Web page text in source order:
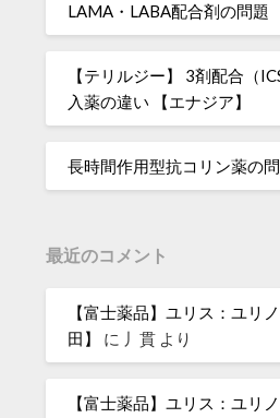
LAMA・LABA配合剤の問題
【テリルジー】 3剤配合（
入薬の違い 【エナジア】
長時間作用型抗コリン薬の
最近のコメント
【富士薬品】ユリス：ユリ
田】
に 丿貫 より
【富士薬品】ユリス：ユリ